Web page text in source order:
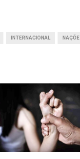
INTERNACIONAL